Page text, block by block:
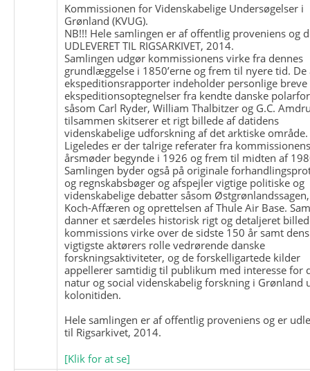
Kommissionen for Videnskabelige Undersøgelser i
Grønland (KVUG).
NB!!! Hele samlingen er af offentlig proveniens og
UDLEVERET TIL RIGSARKIVET, 2014.
Samlingen udgør kommissionens virke fra dennes
grundlæggelse i 1850’erne og frem til nyere tid.
ekspeditionsrapporter indeholder personlige breve
ekspeditionsoptegnelser fra kendte danske
såsom Carl Ryder, William Thalbitzer og G.C.
tilsammen skitserer et rigt billede af datidens
videnskabelige udforskning af det arktiske område.
Ligeledes er der talrige referater fra
årsmøder begynde i 1926 og frem til midten af
Samlingen byder også på originale
og regnskabsbøger og afspejler vigtige politiske og
videnskabelige debatter såsom
Koch-Affæren og oprettelsen af Thule Air Base.
danner et særdeles historisk rigt og detaljeret
kommissions virke over de sidste 150 år samt dens
vigtigste aktørers rolle vedrørende danske
forskningsaktiviteter, og de forskelligartede kilder
appellerer samtidig til publikum med interesse for
natur og social videnskabelig forskning i Grønland
kolonitiden.
Hele samlingen er af offentlig proveniens og er
til Rigsarkivet, 2014.
[Klik for at se]